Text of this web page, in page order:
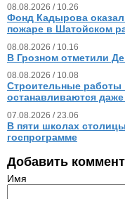
08.08.2026 / 10.26
Фонд Кадырова
пожаре в Шатойском
08.08.2026 / 10.16
В Грозном отметили
08.08.2026 / 10.08
Строительные работы
останавливаются
07.08.2026 / 23.06
В пяти школах
госпрограмме
Добавить
Имя